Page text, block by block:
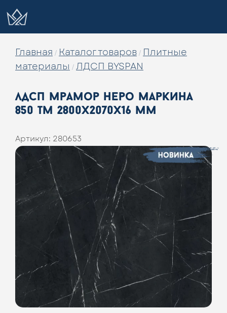
Главная / Каталог товаров /
Плитные
материалы / ЛДСП BYSPAN
лдсп мрамор неро маркина
850 тм 2800х2070х16 мм
Артикул: 280653